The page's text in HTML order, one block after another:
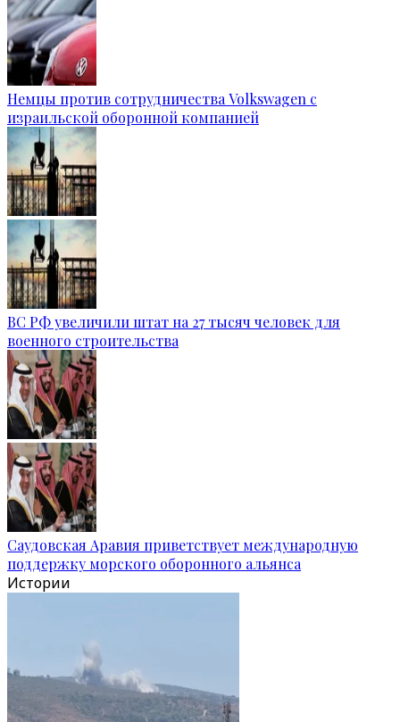
Немцы против сотрудничества Volkswagen с
израильской оборонной компанией
ВС РФ увеличили штат на 27 тысяч человек для
военного строительства
Саудовская Аравия приветствует международную
поддержку морского оборонного альянса
Истории